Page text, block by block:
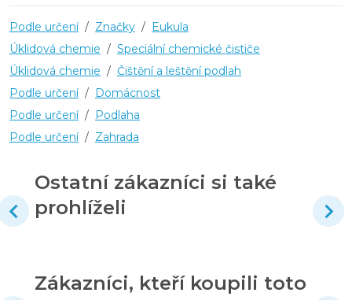
Podle určení / Značky / Eukula
Úklidová chemie / Speciální chemické čističe
Úklidová chemie / Čištění a leštění podlah
Podle určení / Domácnost
Podle určení / Podlaha
Podle určení / Zahrada
Ostatní zákazníci si také
prohlíželi
Zákazníci, kteří koupili toto